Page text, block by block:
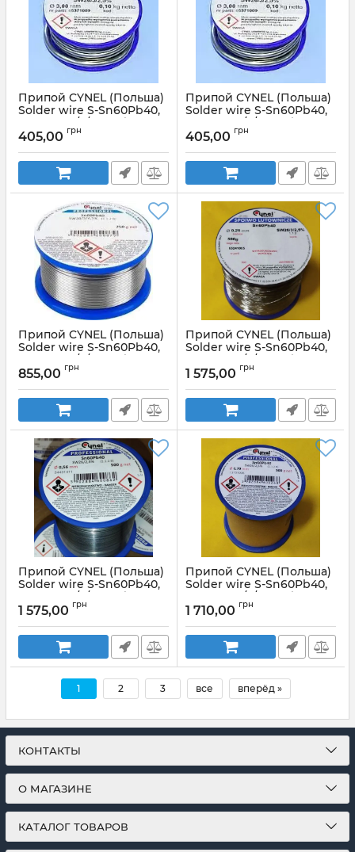
Припой CYNEL (Польша)
Solder wire S-Sn60Pb40,
flux SW26/3/2,5% Ø2,5мм
0,1кг
Артикул: Ø2,5мм0,1кг
405,00 грн
Припой CYNEL (Польша)
Solder wire S-Sn60Pb40,
flux SW26/3/2,5% Ø3мм
0,1кг
Артикул: Ø3мм0,1кг
405,00 грн
Припой CYNEL (Польша)
Solder wire S-Sn60Pb40,
flux SW26/3/2,5% Ø0,8мм
0,25кг
855,00 грн
Припой CYNEL (Польша)
Solder wire S-Sn60Pb40,
flux SW26/3/2,5% Ø0,25мм
0,5кг
Артикул: Ø0,25мм 0,5кг
1 575,00 грн
Припой CYNEL (Польша)
Solder wire S-Sn60Pb40,
flux SW26/3/2,5% Ø0,56мм
0,5кг
Артикул: Ø0,56мм 0,5кг
1 575,00 грн
Припой CYNEL (Польша)
Solder wire S-Sn60Pb40,
flux SW26/3/2,5% Ø0,7мм
0,5кг
Артикул: Ø0,7мм 0,5кг
1 710,00 грн
1 2 3 все вперёд »
КОНТАКТЫ
О МАГАЗИНЕ
КАТАЛОГ ТОВАРОВ